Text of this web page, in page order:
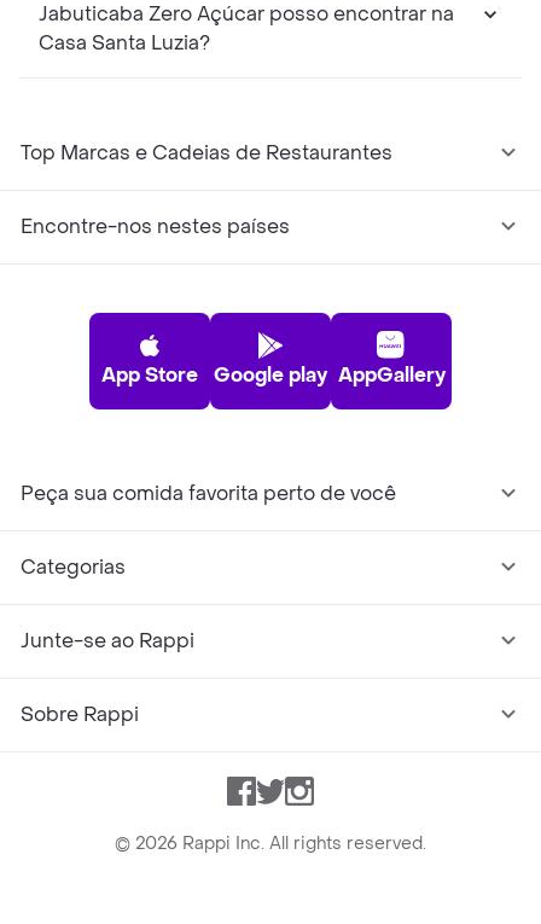
Jabuticaba Zero Açúcar posso encontrar na
Casa Santa Luzia?
Top Marcas e Cadeias de Restaurantes
Encontre-nos nestes países
App Store Google play AppGallery
Peça sua comida favorita perto de você
Categorias
Junte-se ao Rappi
Sobre Rappi
Facebook
TwitterInstagram
© 2026 Rappi Inc. All rights reserved.